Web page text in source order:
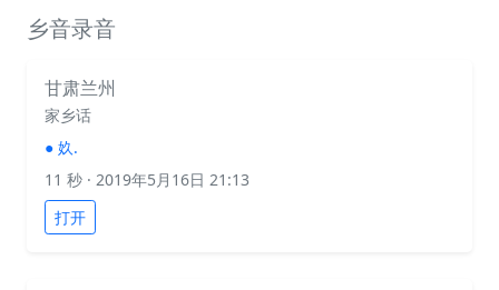
乡音录音
甘肃兰州
家乡话
● 奺.
11 秒 · 2019年5月16日 21:13
打开